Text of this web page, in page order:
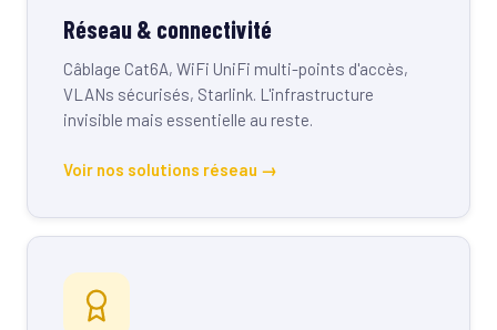
Réseau & connectivité
Câblage Cat6A, WiFi UniFi multi-points d'accès,
VLANs sécurisés, Starlink. L'infrastructure
invisible mais essentielle au reste.
Voir nos solutions réseau →